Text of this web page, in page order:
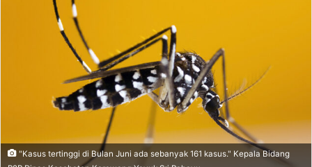
"Kasus tertinggi di Bulan Juni ada sebanyak 161 kasus." Kepala Bidang